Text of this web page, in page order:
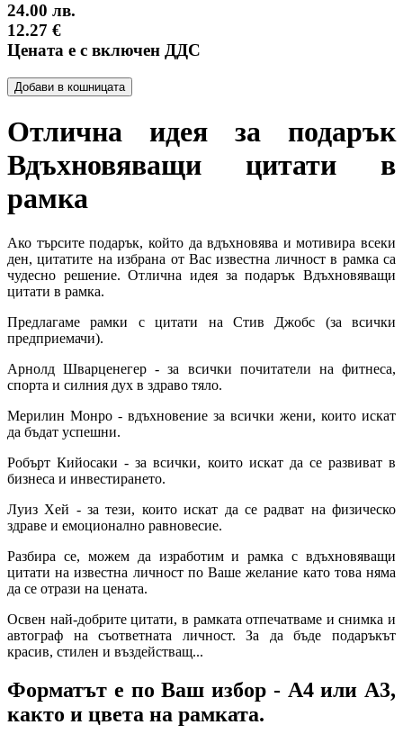
24.00 лв.
12.27 €
Цената е с включен ДДС
Добави в кошницата
Отлична идея за подарък
Вдъхновяващи цитати в
рамка
Ако търсите подарък, който да вдъхновява и мотивира всеки
ден, цитатите на избрана от Вас известна личност в рамка са
чудесно решение. Отлична идея за подарък Вдъхновяващи
цитати в рамка.
Предлагаме рамки с цитати на Стив Джобс (за всички
предприемачи).
Арнолд Шварценегер - за всички почитатели на фитнеса,
спорта и силния дух в здраво тяло.
Мерилин Монро - вдъхновение за всички жени, които искат
да бъдат успешни.
Робърт Кийосаки - за всички, които искат да се развиват в
бизнеса и инвестирането.
Луиз Хей - за тези, които искат да се радват на физическо
здраве и емоционално равновесие.
Разбира се, можем да изработим и рамка с вдъхновяващи
цитати на известна личност по Ваше желание като това няма
да се отрази на цената.
Освен най-добрите цитати, в рамката отпечатваме и снимка и
автограф на съответната личност. За да бъде подаръкът
красив, стилен и въздействащ...
Форматът е по Ваш избор - А4 или А3,
както и цвета на рамката.